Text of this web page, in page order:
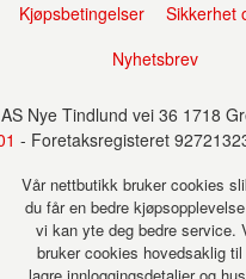
Kjøpsbetingelser
Sikkerhet
Nyhetsbrev
Nye Tindlund vei 36 1718
- Foretaksregisteret
Vår nettbutikk bruker cookies
du får en bedre
vi kan yte deg bedre service.
bruker cookies hovedsaklig til